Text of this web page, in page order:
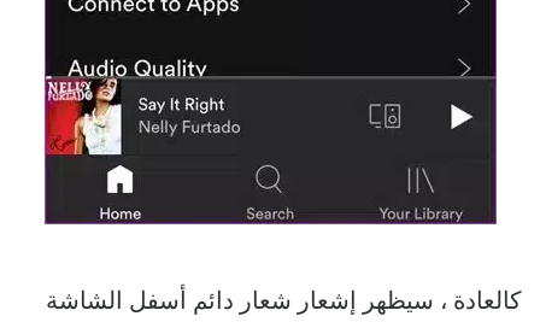
كالعادة ، سيظهر إشعار شعار دائم أسفل الشاشة